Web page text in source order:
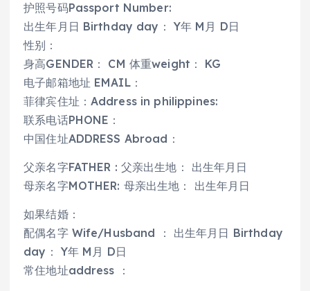
护照号码Passport Number:
出生年月日 Birthday day： Y年 M月 D日
性别：
身高GENDER： CM 体重weight： KG
电子邮箱地址 EMAIL：
菲律宾住址：Address in philippines:
联系电话PHONE：
中国住址ADDRESS Abroad：
父亲名字FATHER : 父亲出生地： 出生年月日
母亲名字MOTHER: 母亲出生地： 出生年月日
如果结婚：
配偶名字 Wife/Husband ： 出生年月日 Birthday
day： Y年 M月 D日
常住地址address ：